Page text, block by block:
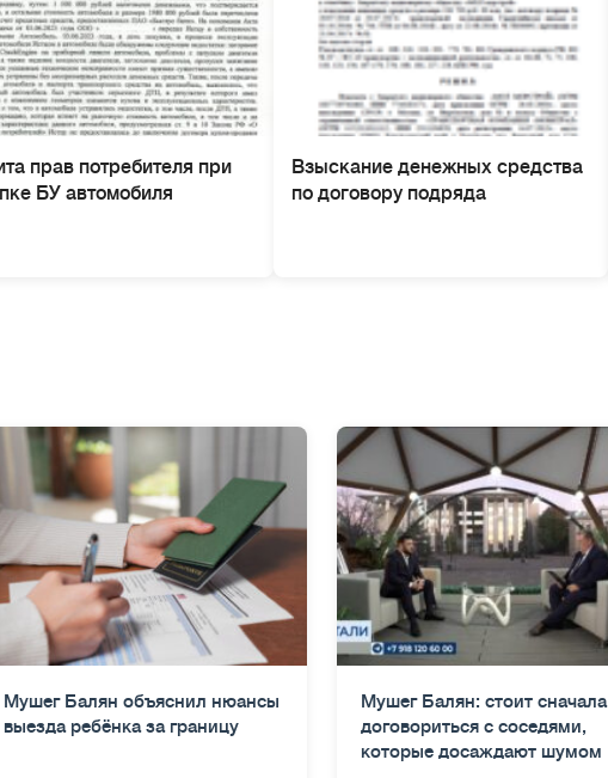
прав потребителя при
БУ автомобиля
Взыскание денежных средства
по договору подряда
Мушег Балян объяснил нюансы
выезда ребёнка за границу
Мушег Балян: стоит сначала
договориться с соседями,
которые досаждают шумом